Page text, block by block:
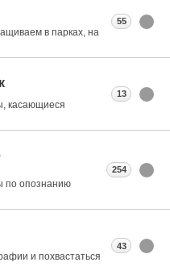
в парках, на
55
касающиеся
13
по опознанию
254
и похвастаться
43